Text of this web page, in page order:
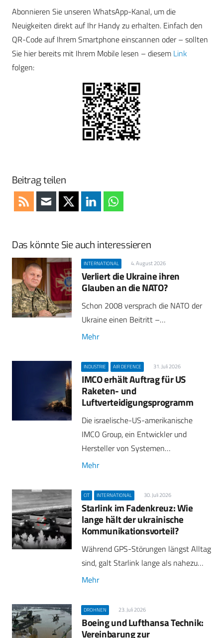
Abonnieren Sie unseren WhatsApp-Kanal, um die
Neuigkeiten direkt auf Ihr Handy zu erhalten. Einfach den
QR-Code auf Ihrem Smartphone einscannen oder – sollten
Sie hier bereits mit Ihrem Mobile lesen – diesem Link
folgen:
Beitrag teilen
Das könnte Sie auch interessieren
INTERNATIONAL 4. August 2026
Verliert die Ukraine ihren
Glauben an die NATO?
Schon 2008 versprach die NATO der
Ukraine einen Beitritt –…
Mehr
INDUSTRIE AIR DEFENCE 31. Juli 2026
IMCO erhält Auftrag für US
Raketen- und
Luftverteidigungsprogramm
Die israelische-US-amerikanische
IMCO Group, ein Entwickler und
Hersteller von Systemen…
Mehr
CIT INTERNATIONAL 30. Juli 2026
Starlink im Fadenkreuz: Wie
lange hält der ukrainische
Kommunikationsvorteil?
Während GPS-Störungen längst Alltag
sind, galt Starlink lange als nahezu…
Mehr
DROHNEN 23. Juli 2026
Boeing und Lufthansa Technik:
Vereinbarung zur